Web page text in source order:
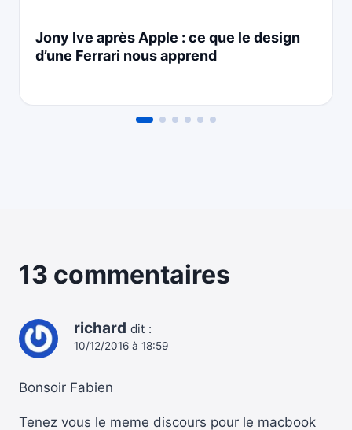
Jony Ive après Apple : ce que le design
d’une Ferrari nous apprend
13 commentaires
richard dit :
10/12/2016 à 18:59
Bonsoir Fabien
Tenez vous le meme discours pour le macbook